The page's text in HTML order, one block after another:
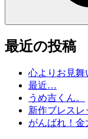
最近の投稿
心よりお見舞
最近…
うめ吉くん。
新作ブレスレ
がんばれ！金